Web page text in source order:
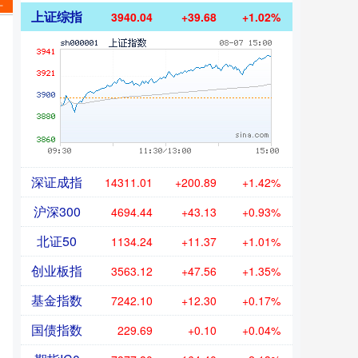
上证综指 3940.04 +39.68 +1.02%
深证成指 14311.01 +200.89 +1.42%
沪深300 4694.44 +43.13 +0.93%
北证50 1134.24 +11.37 +1.01%
创业板指 3563.12 +47.56 +1.35%
基金指数 7242.10 +12.30 +0.17%
国债指数 229.69 +0.10 +0.04%